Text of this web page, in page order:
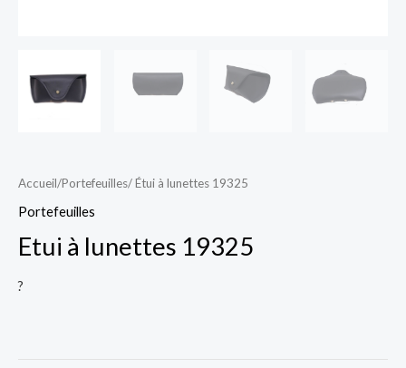
Accueil/Portefeuilles/ Étui à lunettes 19325
Portefeuilles
Etui à lunettes 19325
?